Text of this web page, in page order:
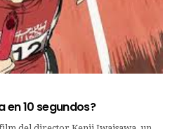
en 10 segundos?